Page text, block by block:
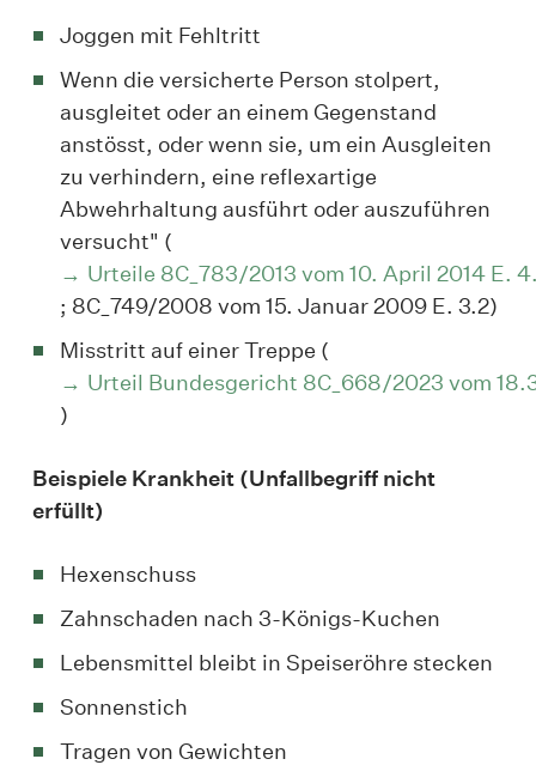
Joggen mit Fehltritt
Wenn die versicherte Person stolpert,
ausgleitet oder an einem Gegenstand
anstösst, oder wenn sie, um ein Ausgleiten
zu verhindern, eine reflexartige
Abwehrhaltung ausführt oder auszuführen
versucht" (
Urteile 8C_783/2013 vom 10. April 2014 E.
; 8C_749/2008 vom 15. Januar 2009 E. 3.2)
Misstritt auf einer Treppe (
Urteil Bundesgericht 8C_668/2023 vom
)
Beispiele Krankheit (Unfallbegriff nicht
erfüllt)
Hexenschuss
Zahnschaden nach 3-Königs-Kuchen
Lebensmittel bleibt in Speiseröhre stecken
Sonnenstich
Tragen von Gewichten